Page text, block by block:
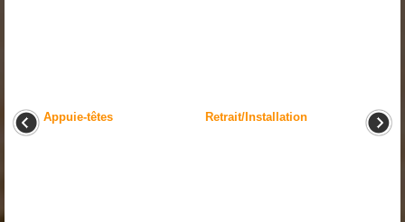
Appuie-têtes Retrait/Installation